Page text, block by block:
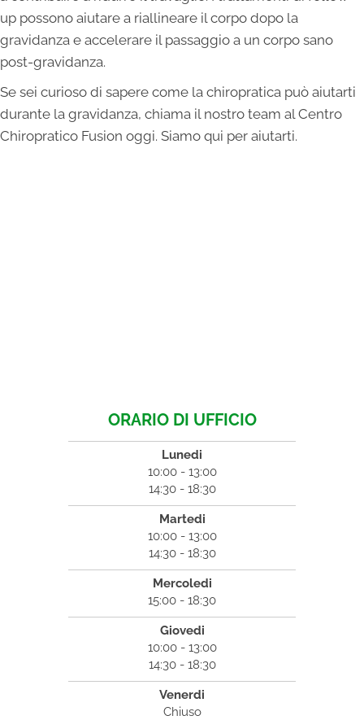
up possono aiutare a riallineare il corpo dopo la
gravidanza e accelerare il passaggio a un corpo sano
post-gravidanza.
Se sei curioso di sapere come la chiropratica può aiutarti
durante la gravidanza, chiama il nostro team al Centro
Chiropratico Fusion oggi. Siamo qui per aiutarti.
ORARIO DI UFFICIO
Lunedi
10:00 - 13:00
14:30 - 18:30
Martedi
10:00 - 13:00
14:30 - 18:30
Mercoledi
15:00 - 18:30
Giovedi
10:00 - 13:00
14:30 - 18:30
Venerdi
Chiuso